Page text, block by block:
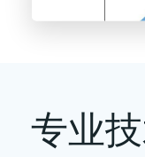
专业